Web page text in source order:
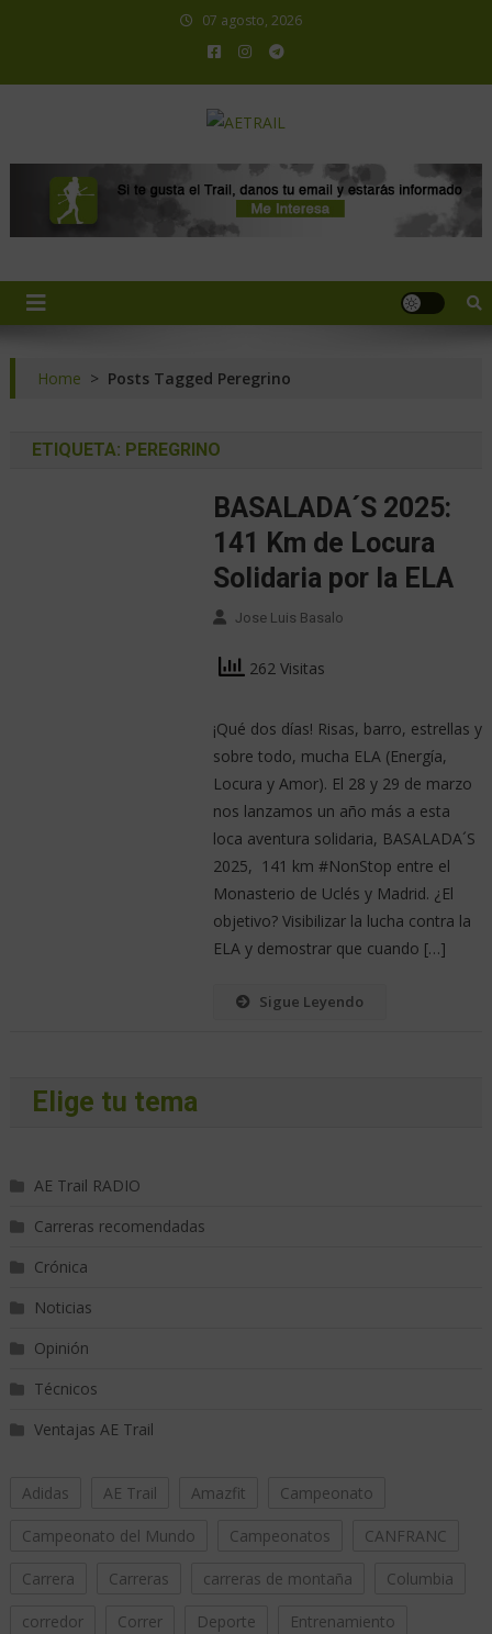
07 agosto, 2026
Home > Posts Tagged Peregrino
ETIQUETA: PEREGRINO
BASALADA´S 2025:
141 Km de Locura
Solidaria por la ELA
Jose Luis Basalo
262 Visitas
¡Qué dos días! Risas, barro, estrellas y
sobre todo, mucha ELA (Energía,
Locura y Amor). El 28 y 29 de marzo
nos lanzamos un año más a esta
loca aventura solidaria, BASALADA´S
2025, 141 km #NonStop entre el
Monasterio de Uclés y Madrid. ¿El
objetivo? Visibilizar la lucha contra la
ELA y demostrar que cuando […]
Sigue Leyendo
Elige tu tema
AE Trail RADIO
Carreras recomendadas
Crónica
Noticias
Opinión
Técnicos
Ventajas AE Trail
Adidas AE Trail Amazfit Campeonato
Campeonato del Mundo Campeonatos CANFRANC
Carrera Carreras carreras de montaña Columbia
corredor Correr Deporte Entrenamiento